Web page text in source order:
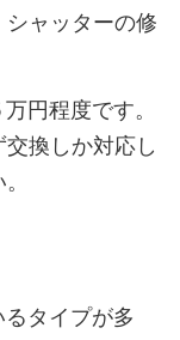
ャッターの修
円程度です。
換しか対応し
タイプが多